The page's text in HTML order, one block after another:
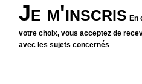
Je m'inscris En
votre choix, vous acceptez de
avec les sujets concernés